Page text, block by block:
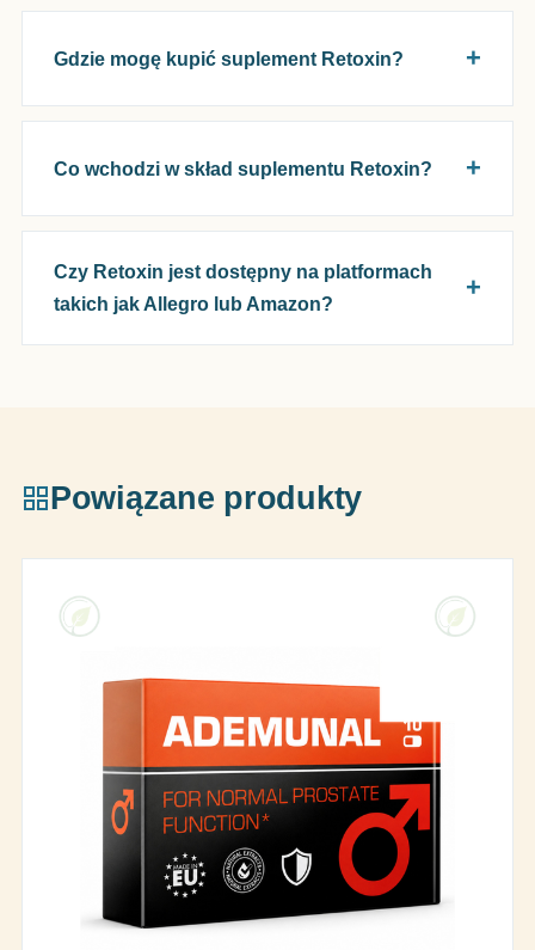
Gdzie mogę kupić suplement Retoxin?
Co wchodzi w skład suplementu Retoxin?
Czy Retoxin jest dostępny na platformach
takich jak Allegro lub Amazon?
Powiązane produkty